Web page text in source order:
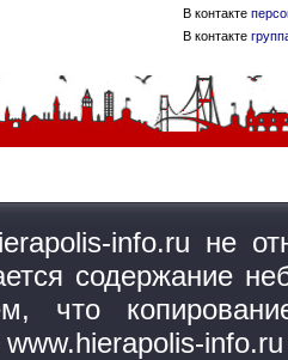
В контакте
В контакте
info.ru не
содержание
что
info.ru